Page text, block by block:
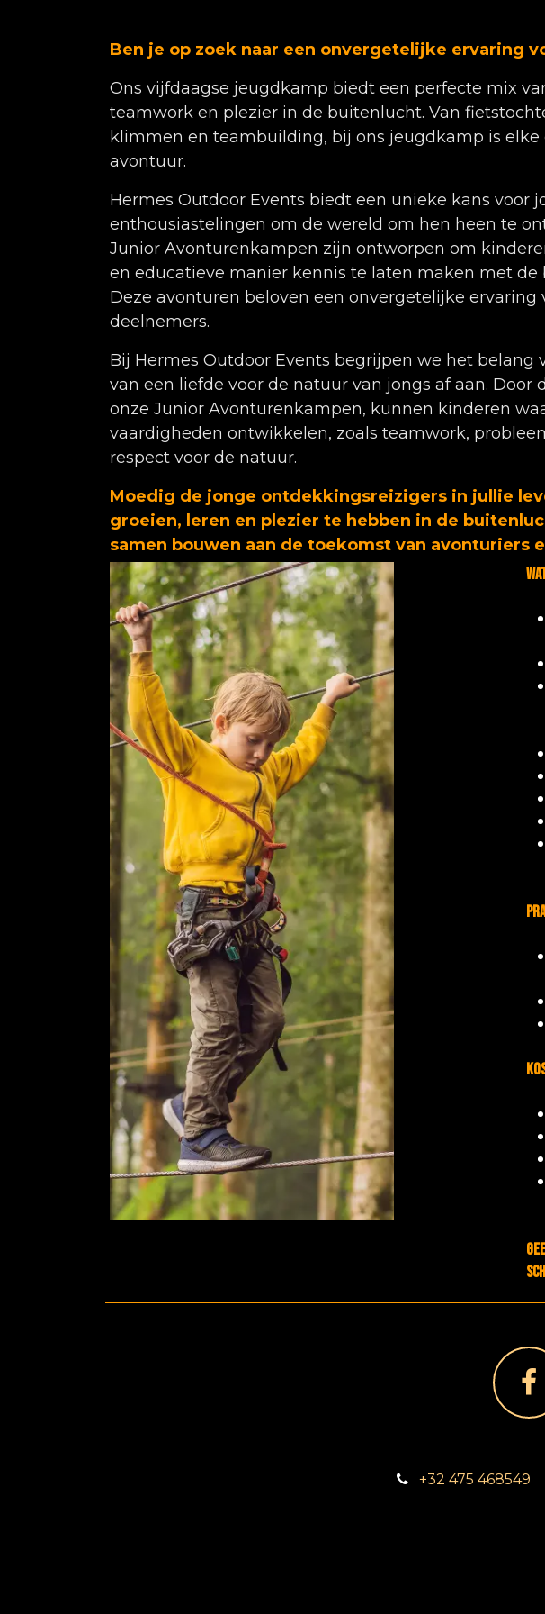
Ben je op zoek naar een onvergetelijke ervaring
Ons vijfdaagse jeugdkamp biedt een perfecte mix
teamwork en plezier in de buitenlucht. Van
klimmen en teambuilding, bij ons jeugdkamp is elke
avontuur.
Hermes Outdoor Events biedt een unieke kans voor
enthousiastelingen om de wereld om hen heen te
Junior Avonturenkampen zijn ontworpen om
en educatieve manier kennis te laten maken met de
Deze avonturen beloven een onvergetelijke ervaring
deelnemers.
Bij Hermes Outdoor Events begrijpen we het belang
van een liefde voor de natuur van jongs af aan. Door
onze Junior Avonturenkampen, kunnen kinderen
vaardigheden ontwikkelen, zoals teamwork,
respect voor de natuur.
Moedig de jonge ontdekkingsreizigers in jullie
groeien, leren en plezier te hebben in de
samen bouwen aan de toekomst van avonturiers
natuurliefhebbers!
+32 475 468549